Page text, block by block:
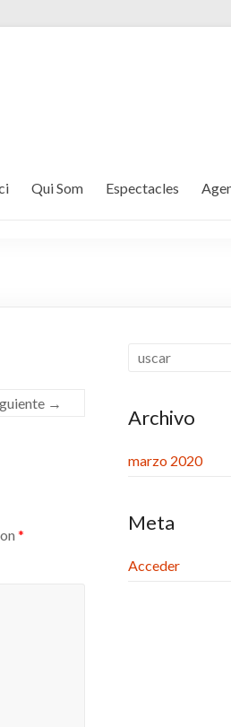
Qui Som Espectacles
→
*
Archivo
marzo 2020
Meta
Acceder